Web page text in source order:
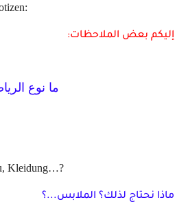
إليكم بعض الملاحظات:
ما نوع
Kleidung…?
ماذا نحتاج لذلك؟ الملابس...؟